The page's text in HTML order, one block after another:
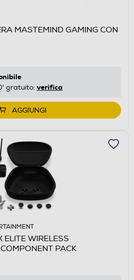
MASTEMIND GAMING CON
gratuito: verifica
AGGIUNGI
ELITE WIRELESS
PACK